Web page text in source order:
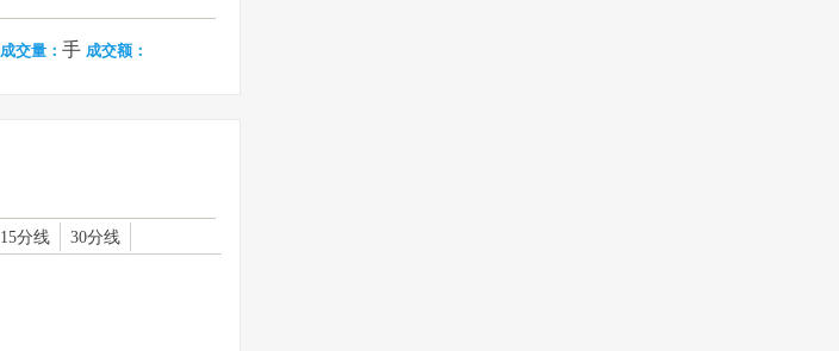
成交量： 手 成交额：
15分线 30分线